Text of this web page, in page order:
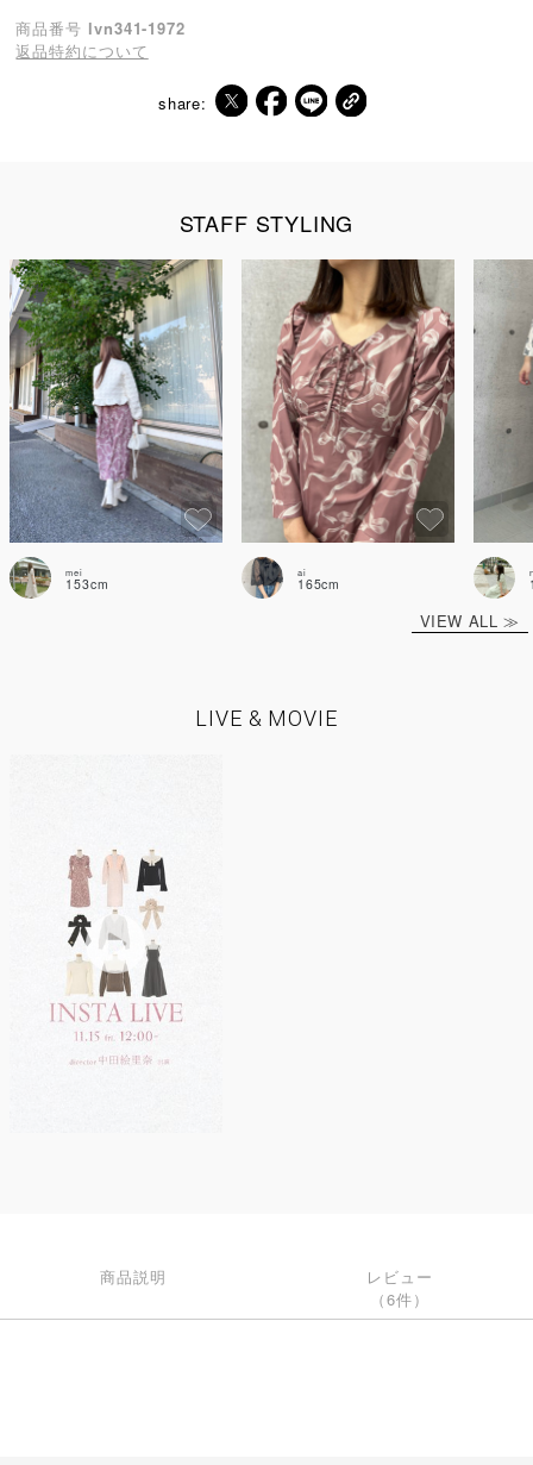
商品番号 lvn341-1972
返品特約について
share:
STAFF STYLING
mei
153cm
ai
165cm
VIEW ALL ≫
LIVE & MOVIE
商品説明
レビュー
（6件）